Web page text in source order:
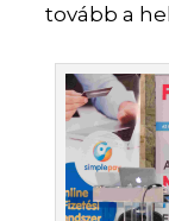
tovább a